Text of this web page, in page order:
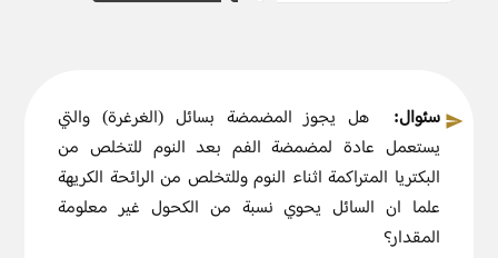
سئوال: هل يجوز المضمضة بسائل (الغرغرة) والتي
يستعمل عادة لمضمضة الفم بعد النوم للتخلص من
البكتريا المتراكمة اثناء النوم وللتخلص من الرائحة الكريهة
علما ان السائل يحوي نسبة من الكحول غير معلومة
المقدار؟